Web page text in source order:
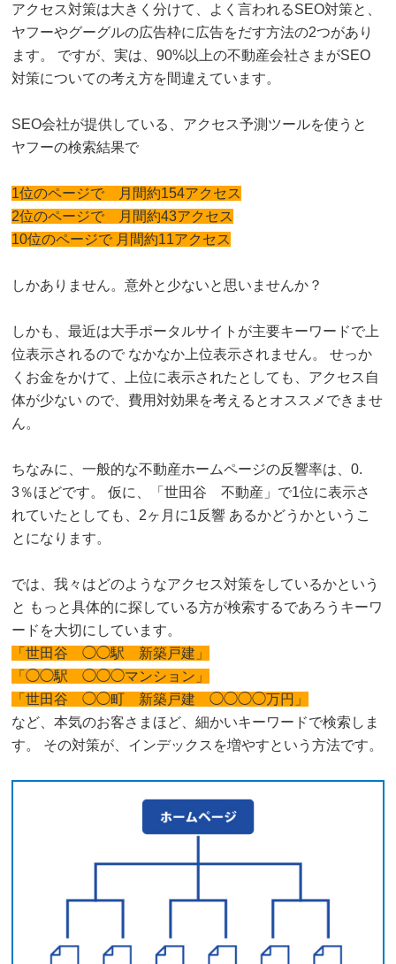
アクセス対策は大きく分けて、よく言われるSEO対策と、
ヤフーやグーグルの広告枠に広告をだす方法の2つがあり
ます。 ですが、実は、90%以上の不動産会社さまがSEO
対策についての考え方を間違えています。
SEO会社が提供している、アクセス予測ツールを使うと
ヤフーの検索結果で
1位のページで 月間約154アクセス
2位のページで 月間約43アクセス
10位のページで 月間約11アクセス
しかありません。意外と少ないと思いませんか？
しかも、最近は大手ポータルサイトが主要キーワードで上
位表示されるので なかなか上位表示されません。 せっか
くお金をかけて、上位に表示されたとしても、アクセス自
体が少ない ので、費用対効果を考えるとオススメできませ
ん。
ちなみに、一般的な不動産ホームページの反響率は、0.
3％ほどです。 仮に、「世田谷 不動産」で1位に表示さ
れていたとしても、2ヶ月に1反響 あるかどうかというこ
とになります。
では、我々はどのようなアクセス対策をしているかという
と もっと具体的に探している方が検索するであろうキーワ
ードを大切にしています。
「世田谷 ◯◯駅 新築戸建」
「◯◯駅 ◯◯◯マンション」
「世田谷 ◯◯町 新築戸建 ◯◯◯◯万円」
など、本気のお客さまほど、細かいキーワードで検索しま
す。 その対策が、インデックスを増やすという方法です。